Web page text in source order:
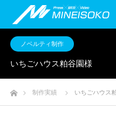
ノベルティ制作
いちごハウス粕谷園様
ホーム制作実績 いちごハウス